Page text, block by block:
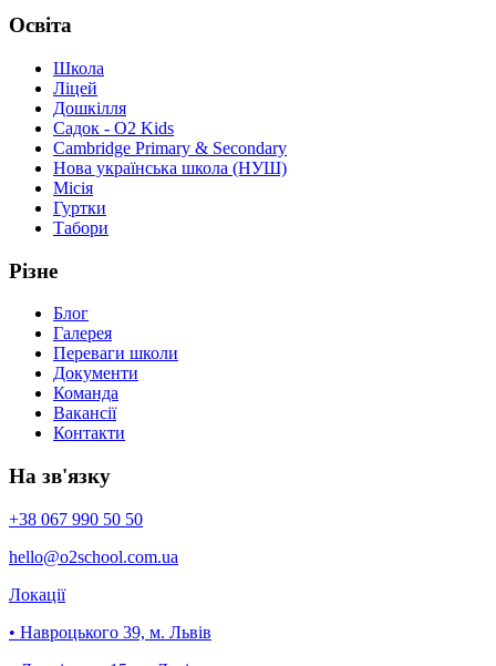
Освіта
Школа
Ліцей
Дошкілля
Садок - O2 Kids
Cambridge Primary & Secondary
Нова українська школа (НУШ)
Місія
Гуртки
Табори
Різне
Блог
Галерея
Переваги школи
Документи
Команда
Вакансії
Контакти
На зв'язку
+38 067 990 50 50
hello@o2school.com.ua
Локації
• Навроцького 39, м. Львів